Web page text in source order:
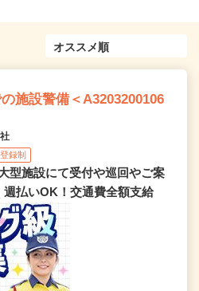
施設警備＜A3203200106
登録制
型施設にて受付や巡回やご案
払いOK！交通費全額支給